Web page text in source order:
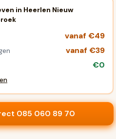
in Heerlen Nieuw
vanaf €49
vanaf €39
€0
085 060 89 70